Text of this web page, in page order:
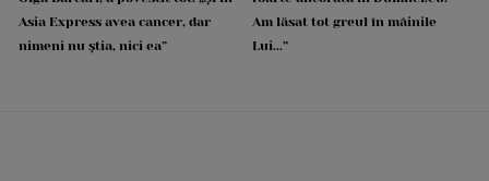
Asia Express avea cancer, dar
nimeni nu știa, nici ea”
Am lăsat tot greul în mâinile
Lui...”